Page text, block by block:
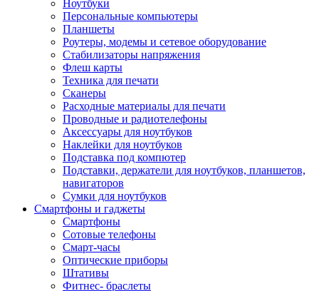
Ноутбуки
Персональные компьютеры
Планшеты
Роутеры, модемы и сетевое оборудование
Стабилизаторы напряжения
Флеш карты
Техника для печати
Сканеры
Расходные материалы для печати
Проводные и радиотелефоны
Аксессуары для ноутбуков
Наклейки для ноутбуков
Подставка под компютер
Подставки, держатели для ноутбуков, планшетов,
навигаторов
Сумки для ноутбуков
Смартфоны и гаджеты
Смартфоны
Сотовые телефоны
Смарт-часы
Оптические приборы
Штативы
Фитнес- браслеты